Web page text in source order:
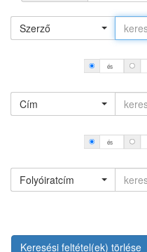
Szerző
és
Cím
és
Folyóiratcím
Keresési feltétel(ek) törlése